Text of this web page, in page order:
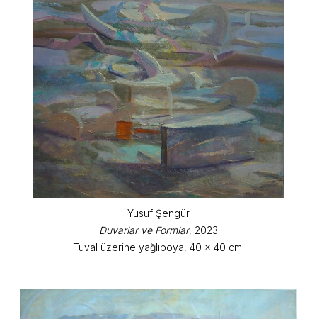
Yusuf Şengür
Duvarlar ve Formlar, 2023
Tuval üzerine yağlıboya, 40 x 40 cm.